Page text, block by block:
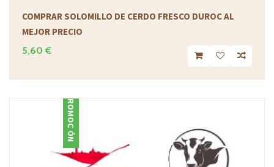
COMPRAR SOLOMILLO DE CERDO FRESCO DUROC AL
MEJOR PRECIO
5,60 €
PROMOCIÓN